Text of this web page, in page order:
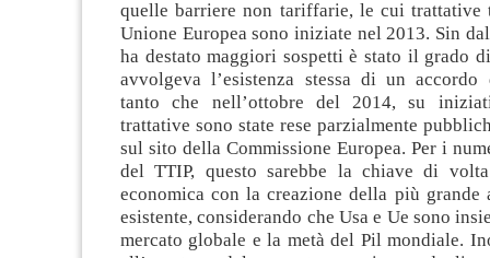
quelle barriere non tariffarie, le cui trattative
Unione Europea sono iniziate nel 2013. Sin
ha destato maggiori sospetti è stato il grado
avvolgeva l’esistenza stessa di un accordo
tanto che nell’ottobre del 2014, su
trattative sono state rese parzialmente
sul sito della Commissione Europea. Per i
del TTIP, questo sarebbe la chiave di
economica con la creazione della più grande
esistente, considerando che Usa e Ue sono
mercato globale e la metà del Pil mondiale.